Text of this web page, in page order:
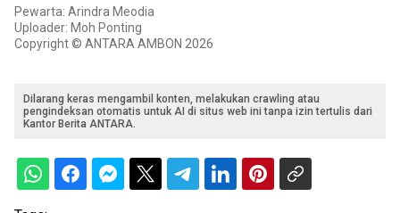
Pewarta: Arindra Meodia
Uploader: Moh Ponting
Copyright © ANTARA AMBON 2026
Dilarang keras mengambil konten, melakukan crawling atau
pengindeksan otomatis untuk AI di situs web ini tanpa izin tertulis dari
Kantor Berita ANTARA.